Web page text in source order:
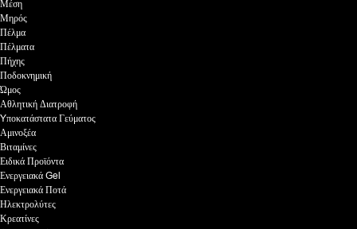
Μέση
Μηρός
Πέλμα
Πέλματα
Πήχης
Ποδοκνημική
Ώμος
Αθλητική Διατροφή
Yποκατάστατα Γεύματος
Αμινοξέα
Βιταμίνες
Ειδικά Προϊόντα
Ενεργειακά Gel
Ενεργειακά Ποτά
Ηλεκτρολύτες
Κρεατίνες